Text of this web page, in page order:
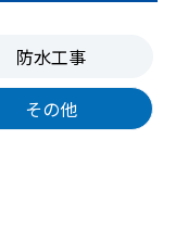
防水工事
その他